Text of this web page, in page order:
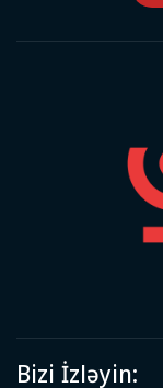
Bizi İzləyin: